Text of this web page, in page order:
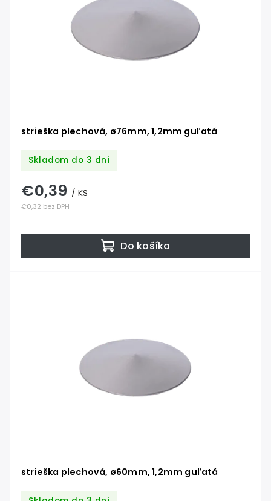
strieška plechová, ø76mm, 1,2mm guľatá
Skladom do 3 dní
€0,32 bez DPH
€0,39 / KS
Do košíka
strieška plechová, ø60mm, 1,2mm guľatá